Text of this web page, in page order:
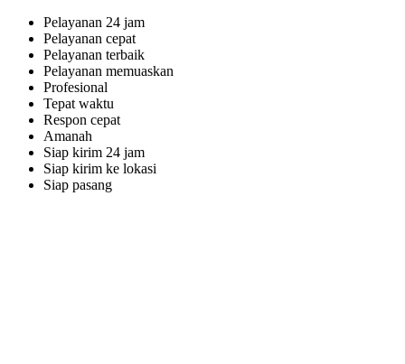
Pelayanan 24 jam
Pelayanan cepat
Pelayanan terbaik
Pelayanan memuaskan
Profesional
Tepat waktu
Respon cepat
Amanah
Siap kirim 24 jam
Siap kirim ke lokasi
Siap pasang